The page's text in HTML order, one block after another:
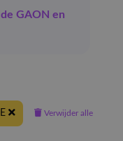
GAON en
Verwijder alle